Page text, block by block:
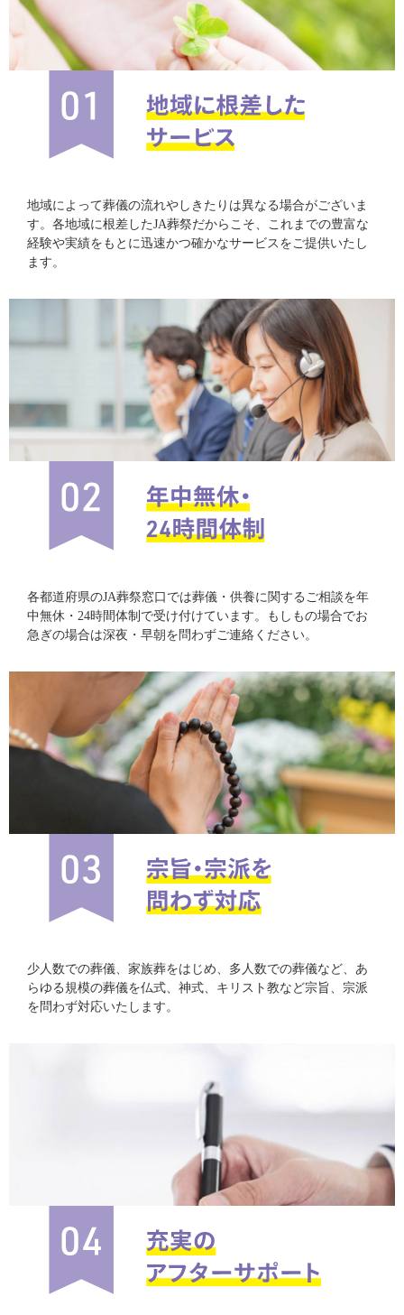
地域によって葬儀の流れやしきたりは異なる場合がございま
す。各地域に根差したJA葬祭だからこそ、これまでの豊富な
経験や実績をもとに迅速かつ確かなサービスをご提供いたし
ます。
各都道府県のJA葬祭窓口では葬儀・供養に関するご相談を年
中無休・24時間体制で受け付けています。もしもの場合でお
急ぎの場合は深夜・早朝を問わずご連絡ください。
少人数での葬儀、家族葬をはじめ、多人数での葬儀など、あ
らゆる規模の葬儀を仏式、神式、キリスト教など宗旨、宗派
を問わず対応いたします。